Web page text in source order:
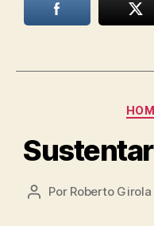
Sustentar
Autor
Por Roberto Girola